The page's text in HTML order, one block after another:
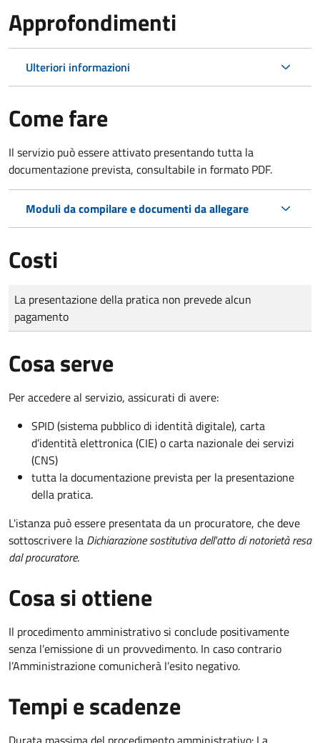
Approfondimenti
Ulteriori informazioni
Come fare
Il servizio può essere attivato presentando tutta la
documentazione prevista, consultabile in formato PDF.
Moduli da compilare e documenti da allegare
Costi
Tipo di pagamento
Importo
La presentazione della pratica non prevede alcun
pagamento
Cosa serve
Per accedere al servizio, assicurati di avere:
SPID (sistema pubblico di identità digitale), carta
d’identità elettronica (CIE) o carta nazionale dei servizi
(CNS)
tutta la documentazione prevista per la presentazione
della pratica.
L'istanza può essere presentata da un procuratore, che deve
sottoscrivere la Dichiarazione sostitutiva dell'atto di notorietà resa
dal procuratore.
Cosa si ottiene
Il procedimento amministrativo si conclude positivamente
senza l’emissione di un provvedimento. In caso contrario
l’Amministrazione comunicherà l’esito negativo.
Tempi e scadenze